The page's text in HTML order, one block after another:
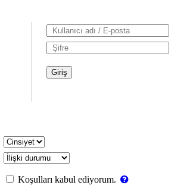
Koşulları kabul ediyorum.